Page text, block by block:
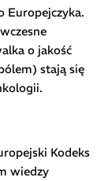
Europejczyka.
o jakość
stają się
Kodeks
wiedzy